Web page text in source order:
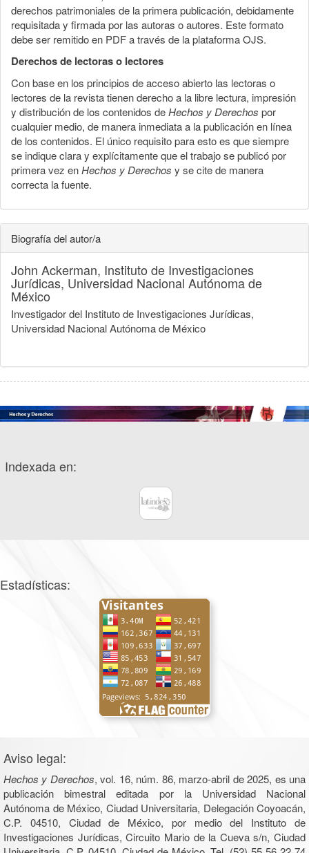
derechos patrimoniales de la primera publicación, debidamente
requisitada y firmada por las autoras o autores. Este formato
debe ser remitido en PDF a través de la plataforma OJS.
Derechos de lectoras o lectores
Con base en los principios de acceso abierto las lectoras o
lectores de la revista tienen derecho a la libre lectura, impresión
y distribución de los contenidos deHechos y Derechos por
cualquier medio, de manera inmediata a la publicación en línea
de los contenidos. El único requisito para esto es que siempre
se indique clara y explícitamente que el trabajo se publicó por
primera vez enHechos y Derechos y se cite de manera
correcta la fuente.
Biografía del autor/a
John Ackerman, Instituto de Investigaciones
Jurídicas, Universidad Nacional Autónoma de
México
Investigador del Instituto de Investigaciones Jurídicas,
Universidad Nacional Autónoma de México
Indexada en:
Estadísticas:
Aviso legal:
Hechos y Derechos, vol. 16, núm. 86, marzo-abril de 2025, es una
publicación bimestral editada por la Universidad Nacional
Autónoma de México, Ciudad Universitaria, Delegación Coyoacán,
C.P. 04510, Ciudad de México, por medio del Instituto de
Investigaciones Jurídicas, Circuito Mario de la Cueva s/n, Ciudad